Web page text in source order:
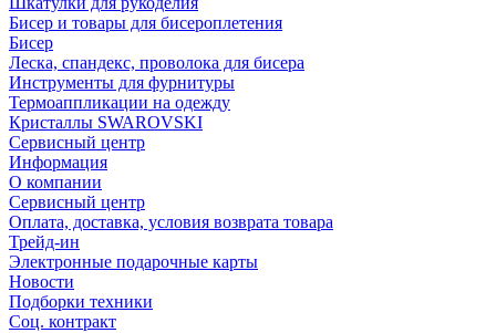
Бисер и товары для бисероплетения
Бисер
Леска, спандекс, проволока для бисера
Инструменты для фурнитуры
Термоаппликации на одежду
Кристаллы SWAROVSKI
Сервисный центр
Информация
О компании
Сервисный центр
Оплата, доставка, условия возврата товара
Трейд-ин
Электронные подарочные карты
Новости
Подборки техники
Соц. контракт